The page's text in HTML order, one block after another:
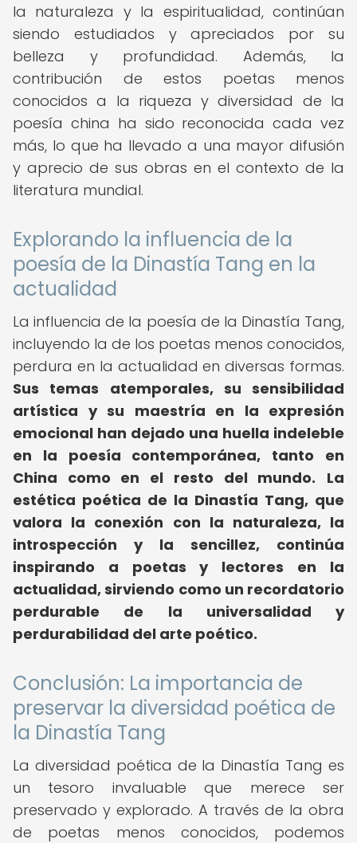
la naturaleza y la espiritualidad, continúan
siendo estudiados y apreciados por su
belleza y profundidad. Además, la
contribución de estos poetas menos
conocidos a la riqueza y diversidad de la
poesía china ha sido reconocida cada vez
más, lo que ha llevado a una mayor difusión
y aprecio de sus obras en el contexto de la
literatura mundial.
Explorando la influencia de la
poesía de la Dinastía Tang en la
actualidad
La influencia de la poesía de la Dinastía Tang,
incluyendo la de los poetas menos conocidos,
perdura en la actualidad en diversas formas.
Sus temas atemporales, su sensibilidad
artística y su maestría en la expresión
emocional han dejado una huella indeleble
en la poesía contemporánea, tanto en
China como en el resto del mundo.
La
estética poética de la Dinastía Tang, que
valora la conexión con la naturaleza, la
introspección y la sencillez, continúa
inspirando a poetas y lectores en la
actualidad, sirviendo como un recordatorio
perdurable de la universalidad y
perdurabilidad del arte poético.
Conclusión: La importancia de
preservar la diversidad poética de
la Dinastía Tang
La diversidad poética de la Dinastía Tang es
un tesoro invaluable que merece ser
preservado y explorado. A través de la obra
de poetas menos conocidos, podemos